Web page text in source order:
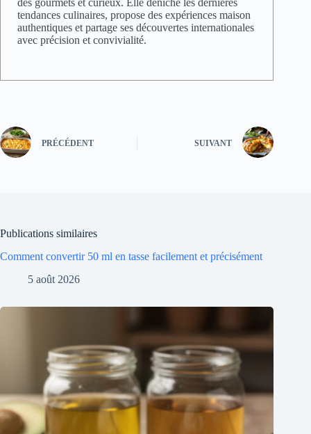
des gourmets et curieux. Elle déniche les dernières
tendances culinaires, propose des expériences maison
authentiques et partage ses découvertes internationales
avec précision et convivialité.
PRÉCÉDENT SUIVANT
Publications similaires
Comment convertir 50 ml en tasse facilement et précisément
5 août 2026